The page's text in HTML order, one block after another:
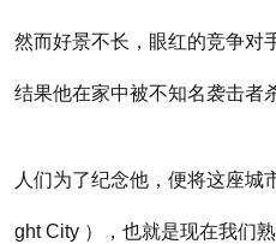
然而好景不长，眼红的竞争对
结果他在家中被不知名袭击者
人们为了纪念他，便将这座
ght City ），也就是现在我们熟